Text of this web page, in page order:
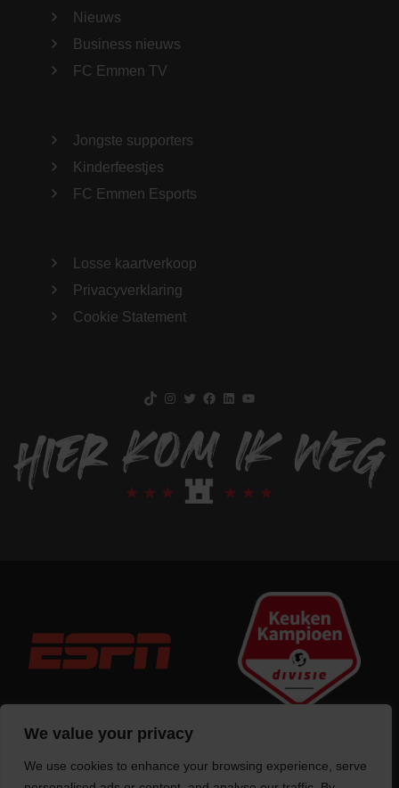
We value your privacy
We use cookies to enhance your browsing experience, serve
Nieuws
Business nieuws
FC Emmen TV
Jongste supporters
Kinderfeestjes
FC Emmen Esports
Losse kaartverkoop
Privacyverklaring
Cookie Statement